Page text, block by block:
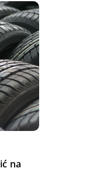
z
na